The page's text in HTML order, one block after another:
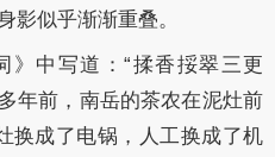
影似乎渐渐重叠。
》中写道：“揉香挼翠三更
年前，南岳的茶农在泥灶前
换成了电锅，人工换成了机